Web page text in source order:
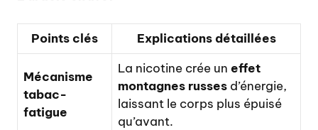
Points clés Explications détaillées
Mécanisme
tabac-
fatigue
La nicotine crée un effet
montagnes russes d’énergie,
laissant le corps plus épuisé
qu’avant.